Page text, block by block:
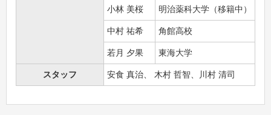
小林 美桜 明治薬科大学（移籍中）
中村 祐希 角館高校
若月 夕果 東海大学
スタッフ 安食 真治、 木村 哲智、川村 清司